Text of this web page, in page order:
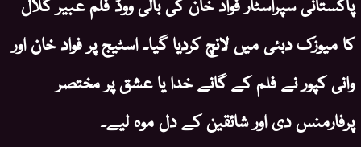
کا میوزک دبئی میں لانچ کردیا گیا۔ اسٹیج پر فواد خان اور
وانی کپور نے فلم کے گانے خدا یا عشق پر مختصر
پرفارمنس دی اور شائقین کے دل موہ لیے۔